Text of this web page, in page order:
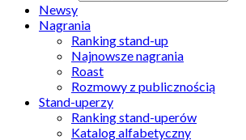
Newsy
Nagrania
Ranking stand-up
Najnowsze nagrania
Roast
Rozmowy z publicznością
Stand-uperzy
Ranking stand-uperów
Katalog alfabetyczny